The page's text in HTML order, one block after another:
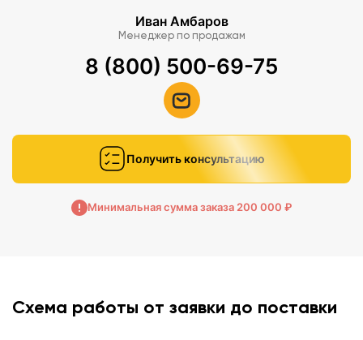
Иван Амбаров
Менеджер по продажам
8 (800) 500-69-75
Получить консультацию
Минимальная сумма заказа 200 000 ₽
Схема работы от заявки до поставки